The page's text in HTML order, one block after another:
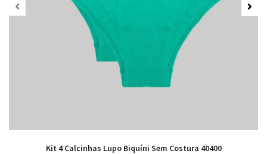
Kit 4 Calcinhas Lupo Biquíni Sem Costura 40400